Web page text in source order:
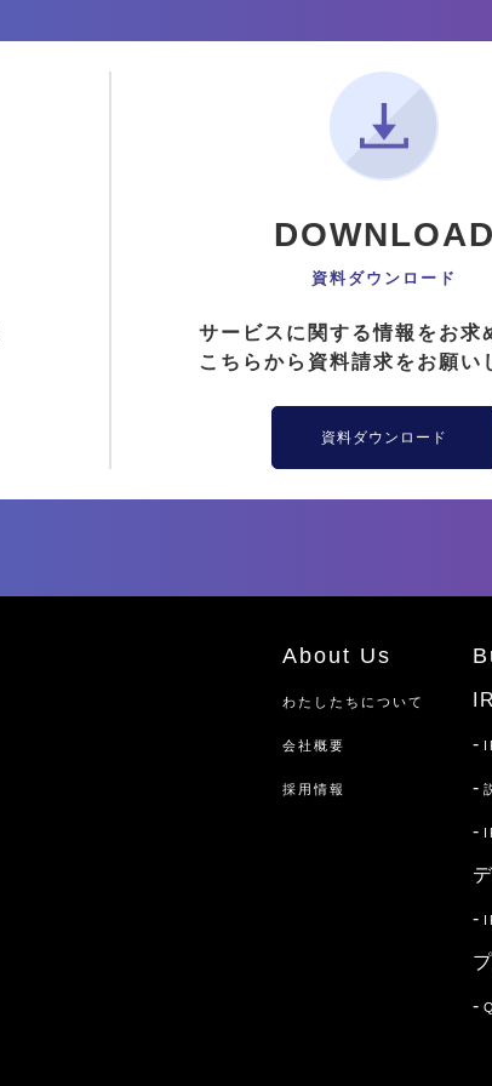
DOWNLOAD
資料ダウンロード
サービスに関する情報をお求
こちらから資料請求をお願い
資料ダウンロード
About Us
わたしたちについて
会社概要
採用情報
-
-
-
-
-